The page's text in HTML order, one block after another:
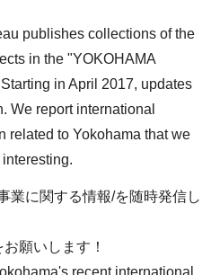
publishes collections of the
in the "YOKOHAMA
in April 2017, updates
We report international
related to Yokohama that we
業に関する情報/を随時発信し
願いします！